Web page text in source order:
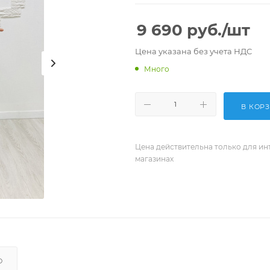
9 690 руб./шт
Цена указана без учета НДС
Много
В
Цена действительна только для
магазинах